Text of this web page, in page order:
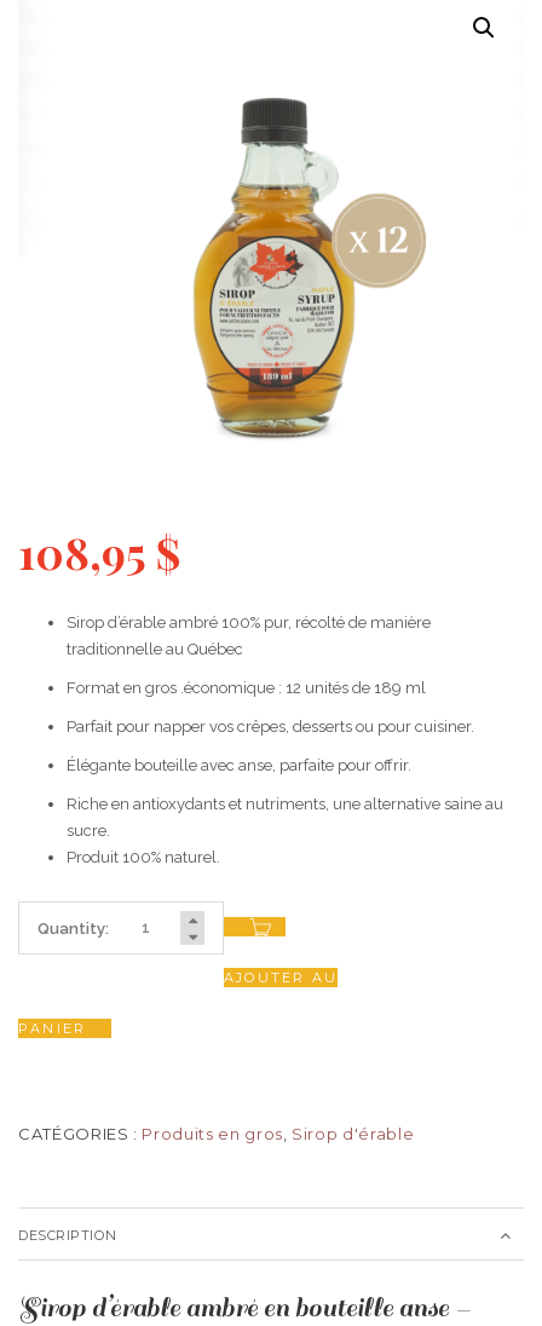
108,95 $
Sirop d’érable ambré 100% pur, récolté de manière
traditionnelle au Québec
Format en gros .économique : 12 unités de 189 ml
Parfait pour napper vos crêpes, desserts ou pour cuisiner.
Élégante bouteille avec anse, parfaite pour offrir.
Riche en antioxydants et nutriments, une alternative saine au
sucre.
Produit 100% naturel.
Quantity:
AJOUTER AU
PANIER
CATÉGORIES : Produits en gros Sirop d'érable
DESCRIPTION
Sirop d’érable ambré en bouteille anse –